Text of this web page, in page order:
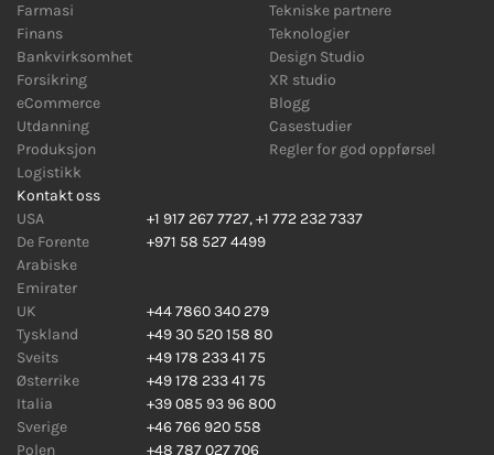
Farmasi
Finans
Bankvirksomhet
Forsikring
eCommerce
Utdanning
Produksjon
Logistikk
Tekniske partnere
Teknologier
Design Studio
XR studio
Blogg
Casestudier
Regler for god oppførsel
Kontakt oss
USA
+1 917 267 7727,+1 772 232 7337
De Forente
Arabiske
Emirater
+971 58 527 4499
UK
+44 7860 340 279
Tyskland
+49 30 520 158 80
Sveits
+49 178 233 41 75
Østerrike
+49 178 233 41 75
Italia
+39 085 93 96 800
Sverige
+46 766 920 558
Polen
+48 787 027 706